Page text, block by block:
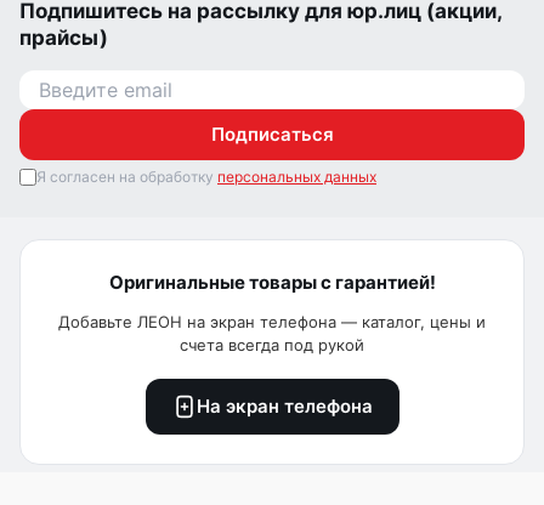
Подпишитесь на рассылку для юр.лиц (акции,
прайсы)
Подписаться
Я согласен на обработку персональных данных
Оригинальные товары с гарантией!
Добавьте ЛЕОН на экран телефона — каталог, цены и
счета всегда под рукой
На экран телефона